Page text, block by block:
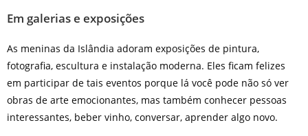
Em galerias e exposições
As meninas da Islândia adoram exposições de pintura,
fotografia, escultura e instalação moderna. Eles ficam felizes
em participar de tais eventos porque lá você pode não só ver
obras de arte emocionantes, mas também conhecer pessoas
interessantes, beber vinho, conversar, aprender algo novo.